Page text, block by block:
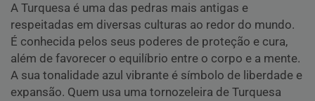
A Turquesa é uma das pedras mais antigas e
respeitadas em diversas culturas ao redor do mundo.
É conhecida pelos seus poderes de proteção e cura,
além de favorecer o equilíbrio entre o corpo e a mente.
A sua tonalidade azul vibrante é símbolo de liberdade e
expansão. Quem usa uma tornozeleira de Turquesa